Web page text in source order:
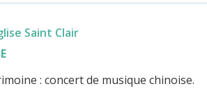
Saint Clair
: concert de musique chinoise.